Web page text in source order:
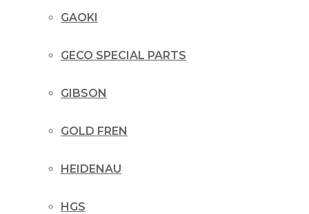
GAOKI
GECO SPECIAL PARTS
GIBSON
GOLD FREN
HEIDENAU
HGS